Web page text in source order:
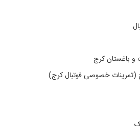
باغستان کرج
خصوصی فوتبال کرج)